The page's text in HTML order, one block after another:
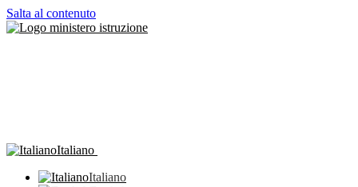
Salta al contenuto
Italiano
Italiano